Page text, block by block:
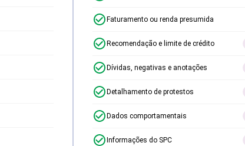
Faturamento ou renda presumida
Recomendação e limite de crédito
Dívidas, negativas e anotações
Detalhamento de protestos
Dados comportamentais
Informações do SPC